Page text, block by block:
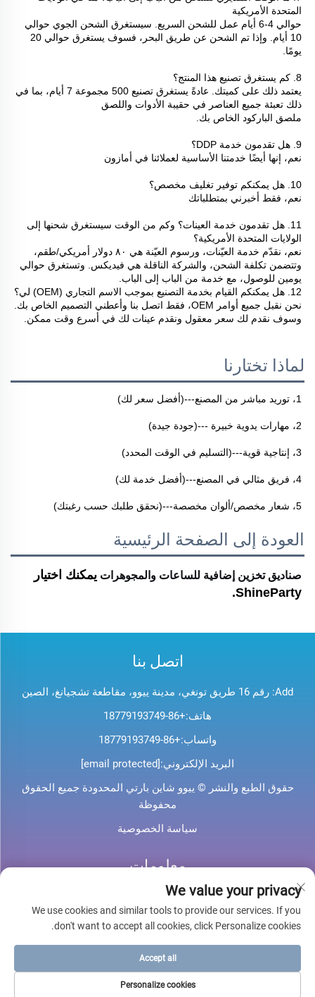
المتحدة الأمريكية
يومًا.
8. كم يستغرق تصنيع هذا المنتج؟
ذلك تعبئة جميع العناصر في حقيبة الأدوات واللصق
ملصق الباركود الخاص بك.
9. هل تقدمون خدمة DDP؟
نعم، إنها أيضًا خدمتنا الأساسية لعملائنا في أمازون
10. هل يمكنكم توفير تغليف مخصص؟
نعم، فقط أخبرني بمتطلباتك
الولايات المتحدة الأمريكية؟
يومين للوصول، مع خدمة من الباب إلى الباب.
12. هل يمكنكم القيام بخدمة التصنيع بموجب الاسم التجاري (OEM) لي؟
وسوف نقدم لك سعر معقول ونقدم عينات لك في أسرع وقت ممكن.
لماذا تختارنا
1، توريد مباشر من المصنع---(أفضل سعر لك)
2، مهارات يدوية خبيرة ---(جودة جيدة)
3، إنتاجية قوية---(التسليم في الوقت المحدد)
4، فريق مثالي في المصنع---(أفضل خدمة لك)
5، شعار مخصص/ألوان مخصصة---(نحقق طلبك حسب رغبتك)
العودة إلى الصفحة الرئيسية
صناديق تخزين إضافية للساعات والمجوهرات
ShineParty.
اتصل بنا
Add: رقم 16 طريق تونغي، مدينة ييوو، مقاطعة تشجيانغ، الصين
هاتف:+86-18779193749
واتساب:+86-18779193749
البريد الإلكتروني:[email protected]
حقوق الطبع والنشر © ييوو شاين بارتي المحدودة جميع الحقوق
محفوظة
سياسة الخصوصية
معلومات
اشترك لتلقي نشرتنا الإخبارية الأسبوعية
أرسل
We value your privacy
We use cookies and similar tools to provide our services. If you
don't want to accept all cookies, click Personalize cookies.
Personalize cookies
Accept all